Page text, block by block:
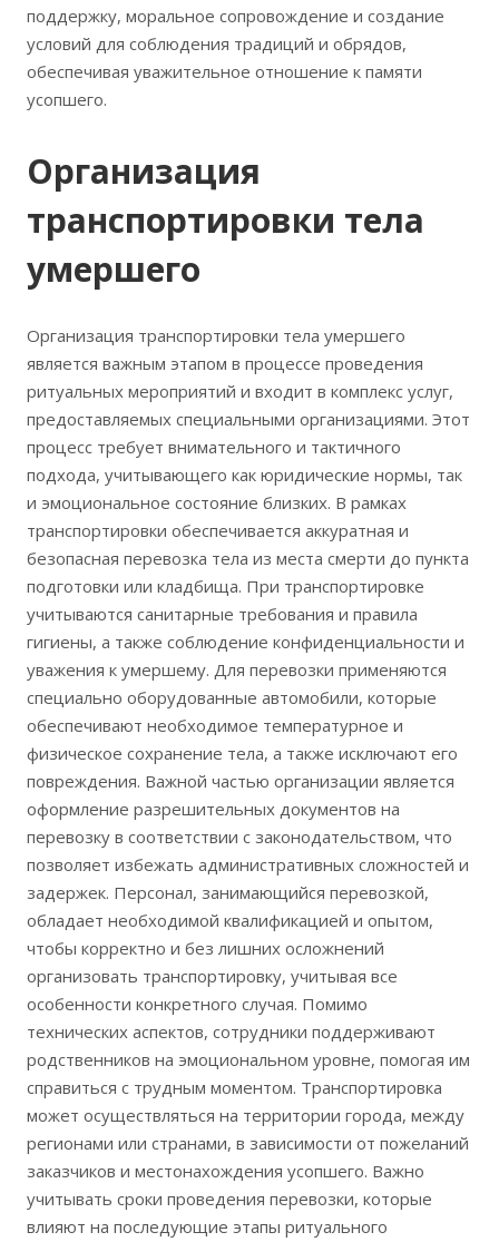
поддержку, моральное сопровождение и создание
условий для соблюдения традиций и обрядов,
обеспечивая уважительное отношение к памяти
усопшего.
Организация
транспортировки тела
умершего
Организация транспортировки тела умершего
является важным этапом в процессе проведения
ритуальных мероприятий и входит в комплекс услуг,
предоставляемых специальными организациями. Этот
процесс требует внимательного и тактичного
подхода, учитывающего как юридические нормы, так
и эмоциональное состояние близких. В рамках
транспортировки обеспечивается аккуратная и
безопасная перевозка тела из места смерти до пункта
подготовки или кладбища. При транспортировке
учитываются санитарные требования и правила
гигиены, а также соблюдение конфиденциальности и
уважения к умершему. Для перевозки применяются
специально оборудованные автомобили, которые
обеспечивают необходимое температурное и
физическое сохранение тела, а также исключают его
повреждения. Важной частью организации является
оформление разрешительных документов на
перевозку в соответствии с законодательством, что
позволяет избежать административных сложностей и
задержек. Персонал, занимающийся перевозкой,
обладает необходимой квалификацией и опытом,
чтобы корректно и без лишних осложнений
организовать транспортировку, учитывая все
особенности конкретного случая. Помимо
технических аспектов, сотрудники поддерживают
родственников на эмоциональном уровне, помогая им
справиться с трудным моментом. Транспортировка
может осуществляться на территории города, между
регионами или странами, в зависимости от пожеланий
заказчиков и местонахождения усопшего. Важно
учитывать сроки проведения перевозки, которые
влияют на последующие этапы ритуального